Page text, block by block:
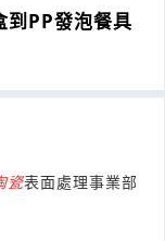
到PP發泡餐具
瓷表面處理事業部